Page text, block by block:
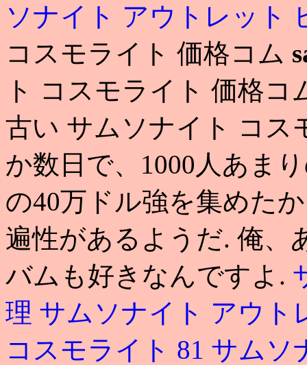
ソナイト アウトレット
コスモライト 価格コム
ト コスモライト 価格
古い サムソナイト コス
か数日で、1000人あま
の40万ドル強を集めた
遍性があるようだ. 俺、
バムも好きなんですよ.
理 サムソナイト アウト
コスモライト 81 サムソ